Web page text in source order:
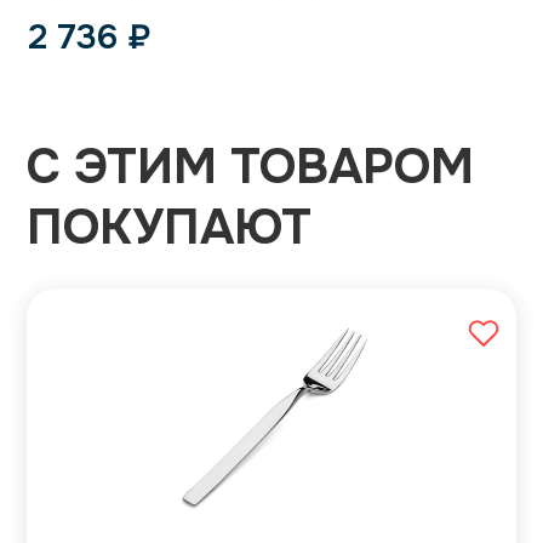
2 736 ₽
С ЭТИМ ТОВАРОМ
ПОКУПАЮТ